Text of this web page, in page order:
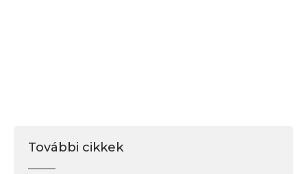
További cikkek